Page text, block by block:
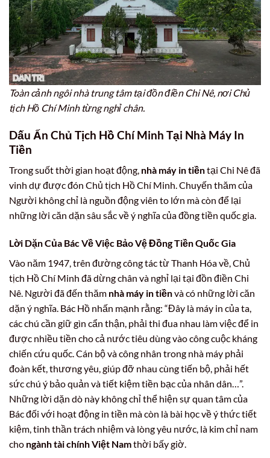
Toàn cảnh ngôi nhà trung tâm tại đồn điền Chi Nê, nơi Chủ
tịch Hồ Chí Minh từng nghỉ chân.
Dấu Ấn Chủ Tịch Hồ Chí Minh Tại Nhà Máy In
Tiền
Trong suốt thời gian hoạt động, nhà máy in tiềntại Chi Nê đã
vinh dự được đón Chủ tịch Hồ Chí Minh. Chuyến thăm của
Người không chỉ là nguồn động viên to lớn mà còn để lại
những lời căn dặn sâu sắc về ý nghĩa của đồng tiền quốc gia.
Lời Dặn Của Bác Về Việc Bảo Vệ Đồng Tiền Quốc Gia
Vào năm 1947, trên đường công tác từ Thanh Hóa về, Chủ
tịch Hồ Chí Minh đã dừng chân và nghỉ lại tại đồn điền Chi
Nê. Người đã đến thăm nhà máy in tiềnvà có những lời căn
dặn ý nghĩa. Bác Hồ nhấn mạnh rằng: “Đây là máy in của ta,
các chú cần giữ gìn cẩn thận, phải thi đua nhau làm việc để in
được nhiều tiền cho cả nước tiêu dùng vào công cuộc kháng
chiến cứu quốc. Cán bộ và công nhân trong nhà máy phải
đoàn kết, thương yêu, giúp đỡ nhau cùng tiến bộ, phải hết
sức chú ý bảo quản và tiết kiệm tiền bạc của nhân dân…”.
Những lời dặn dò này không chỉ thể hiện sự quan tâm của
Bác đối với hoạt động in tiền mà còn là bài học về ý thức tiết
kiệm, tinh thần trách nhiệm và lòng yêu nước, là kim chỉ nam
cho ngành tài chính Việt Namthời bấy giờ.